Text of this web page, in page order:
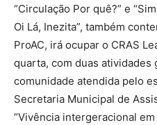
“Circulação Por quê?” e
Oi Lá, Inezita”, também
ProAC, irá ocupar o CRAS
quarta, com duas atividades
comunidade atendida pelo
Secretaria Municipal de
“Vivência intergeracional